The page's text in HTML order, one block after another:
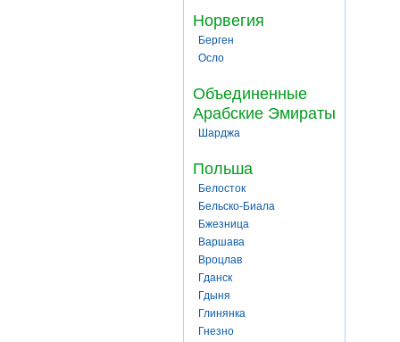
Норвегия
Берген
Осло
Объединенные
Арабские Эмираты
Шарджа
Польша
Белосток
Бельско-Биала
Бжезница
Варшава
Вроцлав
Гданск
Гдыня
Глинянка
Гнезно